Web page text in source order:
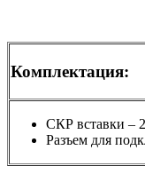
Комплектация:
СКР вставки –
Разъем для